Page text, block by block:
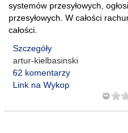
systemów przesyłowych,
przesyłowych. W całości
całości.
Szczegóły
artur-kielbasinski
62 komentarzy
Link na Wykop